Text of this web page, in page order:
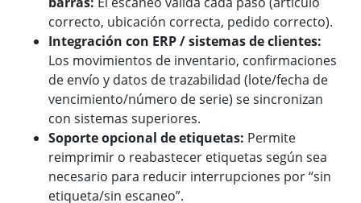
correcto, ubicación correcta, pedido correcto).
Integración con ERP / sistemas de clientes:
Los movimientos de inventario, confirmaciones
de envío y datos de trazabilidad (lote/fecha de
vencimiento/número de serie) se sincronizan
con sistemas superiores.
Soporte opcional de etiquetas: Permite
reimprimir o reabastecer etiquetas según sea
necesario para reducir interrupciones por “sin
etiqueta/sin escaneo”.